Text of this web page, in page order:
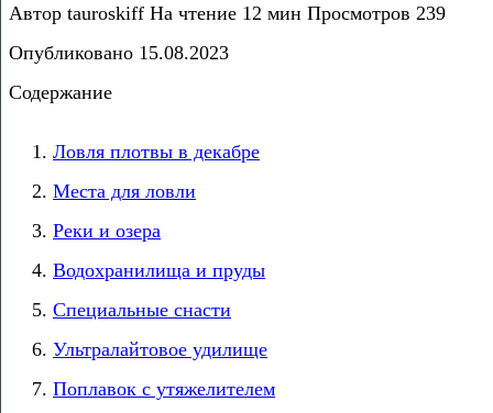
Автор tauroskiff На чтение 12 мин Просмотров 239
Опубликовано 15.08.2023
Содержание
Ловля плотвы в декабре
Места для ловли
Реки и озера
Водохранилища и пруды
Специальные снасти
Ультралайтовое удилище
Поплавок с утяжелителем